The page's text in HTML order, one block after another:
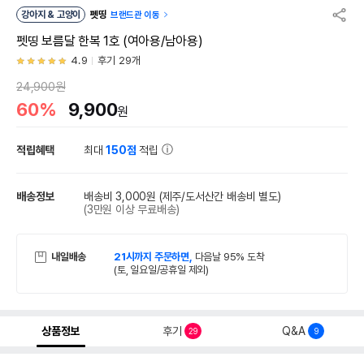
강아지 & 고양이 펫띵 브랜드관 이동
펫띵 보름달 한복 1호 (여아용/남아용)
4.9 후기 29개
24,900원
60% 9,900원
적립혜택 최대150점 적립
배송정보 배송비 3,000원 (제주/도서산간 배송비 별도)
(3만원 이상 무료배송)
내일배송 21시까지 주문하면, 다음날 95% 도착
(토, 일요일/공휴일 제외)
상품정보 후기 29 Q&A 9